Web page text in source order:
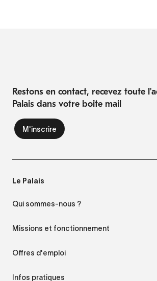
Restons en contact, recevez toute
Palais dans votre boite mail
Le Palais
Qui sommes-nous ?
Missions et fonctionnement
Offres d'emploi
Infos pratiques